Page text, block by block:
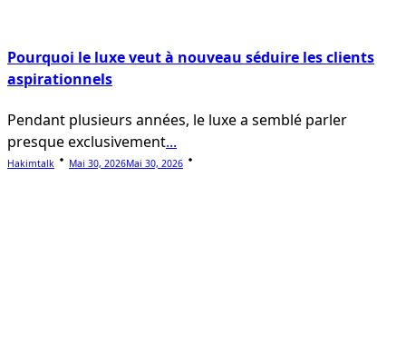
Pourquoi le luxe veut à nouveau séduire les clients
aspirationnels
Pendant plusieurs années, le luxe a semblé parler
presque exclusivement...
Hakimtalk Mai 30, 2026Mai 30, 2026